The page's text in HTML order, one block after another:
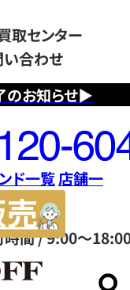
のお知らせ▶
取センター
い合わせ
時間 / 9:00～
ド一覧店舗一
サ